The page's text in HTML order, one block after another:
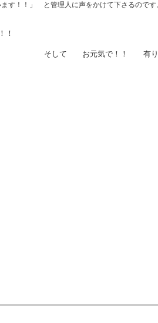
す！！」 と管理人に声をかけて下さるの
有り難うござい